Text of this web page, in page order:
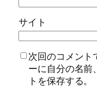
サイト
次回のコメント
ーに自分の名前
トを保存する。